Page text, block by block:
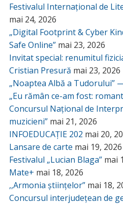
Festivalul Internațional de
mai 24, 2026
„Digital Footprint & Cyber
Safe Online” mai 23, 2026
Invitat special: renumitul
Cristian Presură mai 23, 2026
„Noaptea Albă a Tudorului”
„Eu rămân ce-am fost:
Concursul Național de
muzicieni” mai 21, 2026
INFOEDUCAȚIE 202 mai 20,
Lansare de carte mai 19, 2026
Festivalul „Lucian Blaga” mai
Mate+ mai 18, 2026
,,Armonia științelor” mai 18,
Concursul interjudețean de